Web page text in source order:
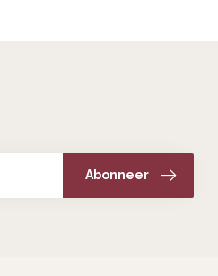
Abonneer